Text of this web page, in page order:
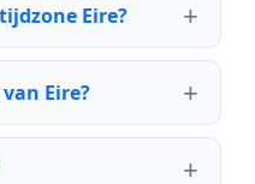
Eire?
Eire?